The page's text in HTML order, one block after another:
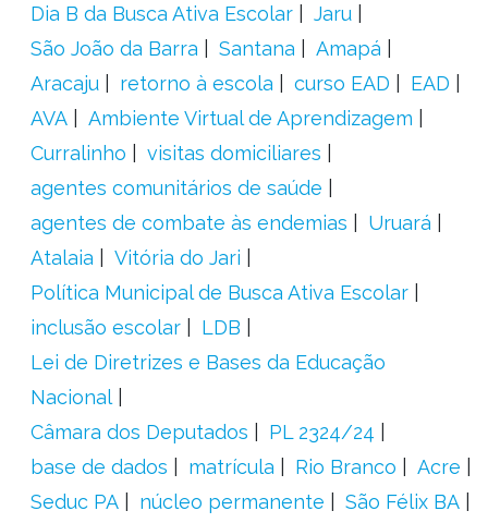
Dia B da Busca Ativa Escolar
Jaru
São João da Barra
Santana
Amapá
Aracaju
retorno à escola curso EAD
EAD
AVA
Ambiente Virtual de Aprendizagem
Curralinho
visitas domiciliares
agentes comunitários de saúde
agentes de combate às endemias
Uruará
Atalaia
Vitória do Jari
Política Municipal de Busca Ativa Escolar
inclusão escolar
LDB
Lei de Diretrizes e Bases da Educação
Nacional
Câmara dos Deputados
PL 2324/24
base de dados
matrícula Rio Branco
Acre
Seduc PA
núcleo permanente
São Félix BA